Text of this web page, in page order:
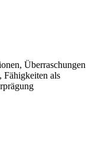
Überraschungen
als